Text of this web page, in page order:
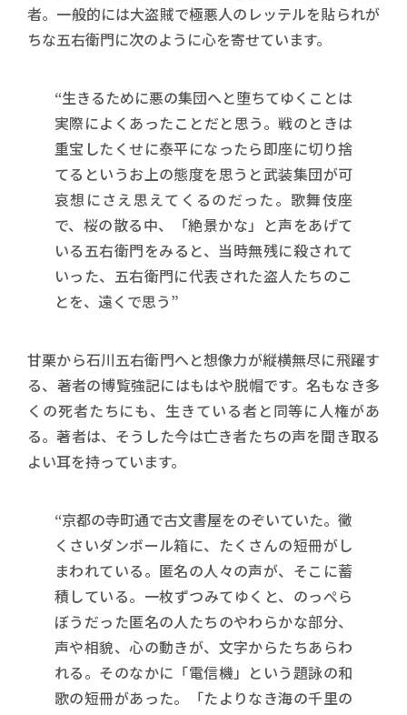
者。一般的には大盗賊で極悪人のレッテルを貼られが
ちな五右衛門に次のように心を寄せています。
“生きるために悪の集団へと堕ちてゆくことは
実際によくあったことだと思う。戦のときは
重宝したくせに泰平になったら即座に切り捨
てるというお上の態度を思うと武装集団が可
哀想にさえ思えてくるのだった。歌舞伎座
で、桜の散る中、「絶景かな」と声をあげて
いる五右衛門をみると、当時無残に殺されて
いった、五右衛門に代表された盗人たちのこ
とを、遠くで思う”
甘栗から石川五右衛門へと想像力が縦横無尽に飛躍す
る、著者の博覧強記にはもはや脱帽です。名もなき多
くの死者たちにも、生きている者と同等に人権があ
る。著者は、そうした今は亡き者たちの声を聞き取る
よい耳を持っています。
“京都の寺町通で古文書屋をのぞいていた。黴
くさいダンボール箱に、たくさんの短冊がし
まわれている。匿名の人々の声が、そこに蓄
積している。一枚ずつみてゆくと、のっぺら
ぼうだった匿名の人たちのやわらかな部分、
声や相貌、心の動きが、文字からたちあらわ
れる。そのなかに「電信機」という題詠の和
歌の短冊があった。「たよりなき海の千里の